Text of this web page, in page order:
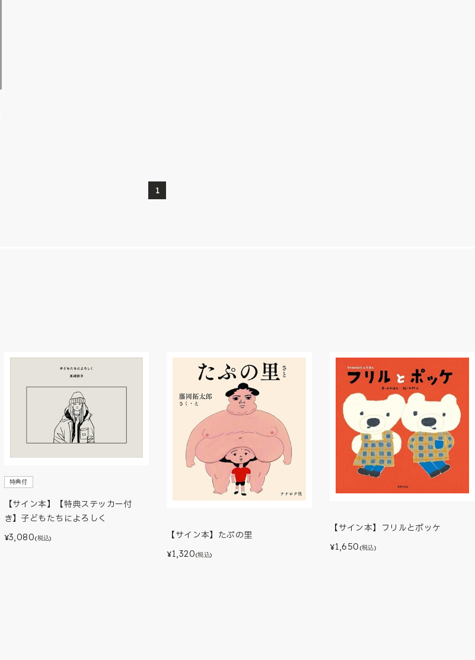
1
特典付
【サイン本】【特典ステッカー付
き】子どもたちによろしく
¥3,080(税込) 【サイン本】たぷの里
¥1,320(税込)
【サイン本】フリルとポッケ
¥1,650 (税込)